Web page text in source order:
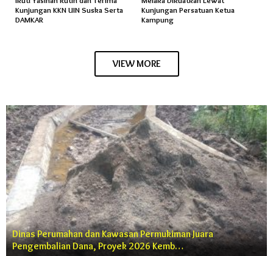
Kunjungan KKN UIN Suska Serta
DAMKAR
Kunjungan Persatuan Ketua
Kampung
VIEW MORE
Dinas Perumahan dan Kawasan Permukiman Juara
Pengembalian Dana, Proyek 2026 Kemb…